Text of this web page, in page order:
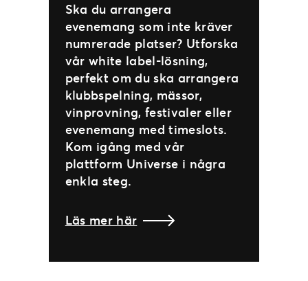
Ska du arrangera
evenemang som inte kräver
numrerade platser? Utforska
vår white label-lösning,
perfekt om du ska arrangera
klubbspelning, mässor,
vinprovning, festivaler eller
evenemang med timeslots.
Kom igång med vår
plattform Universe i några
enkla steg.
Läs mer här